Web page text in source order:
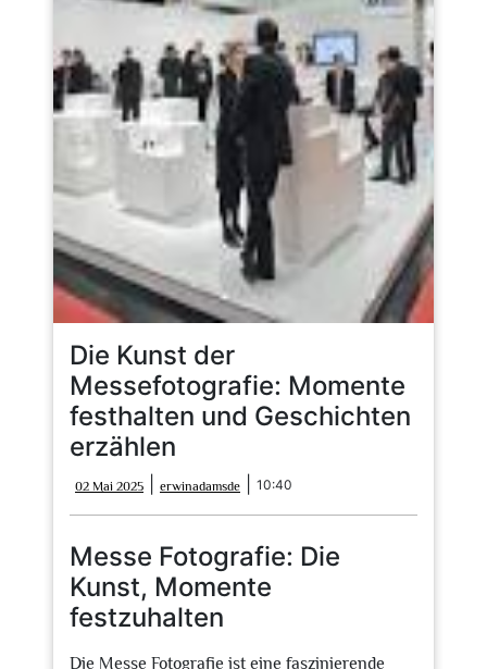
Die Kunst der
Messefotografie: Momente
festhalten und Geschichten
erzählen
02 Mai 2025
Mai
2025
erwinadamsde erwinadamsde
10:40
Messe Fotografie: Die
Kunst, Momente
festzuhalten
Die Messe Fotografie ist eine faszinierende